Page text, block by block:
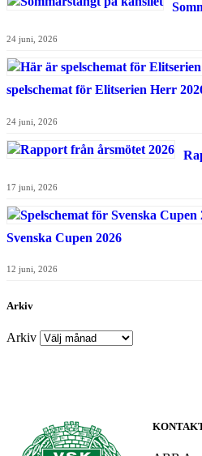
24 juni, 2026
spelschemat för Elitserien Herr
24 juni, 2026
17 juni, 2026
Svenska Cupen 2026
12 juni, 2026
Arkiv
Arkiv